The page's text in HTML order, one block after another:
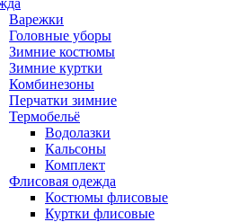
Варежки
Головные уборы
Зимние костюмы
Зимние куртки
Комбинезоны
Перчатки зимние
Термобельё
Водолазки
Кальсоны
Комплект
Флисовая одежда
Костюмы флисовые
Куртки флисовые